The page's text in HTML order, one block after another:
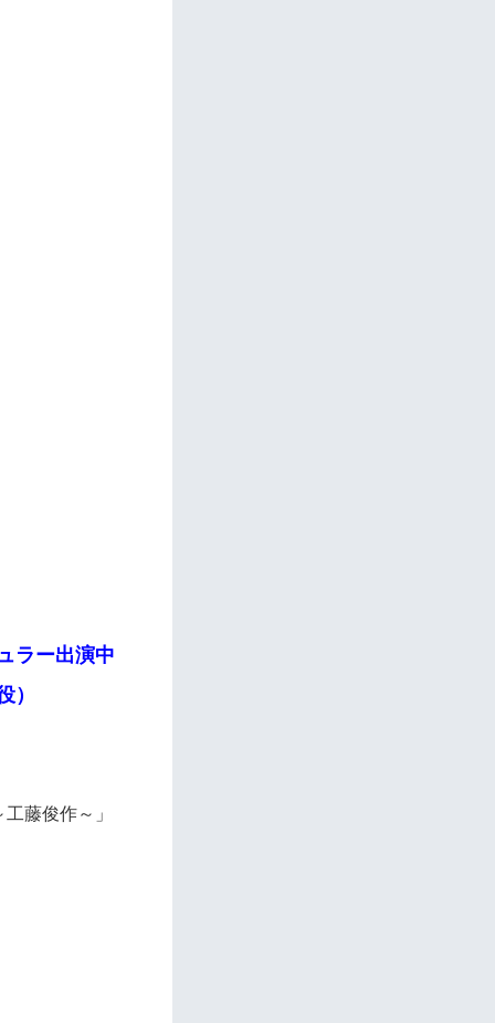
ラー出演中
）
藤俊作～」